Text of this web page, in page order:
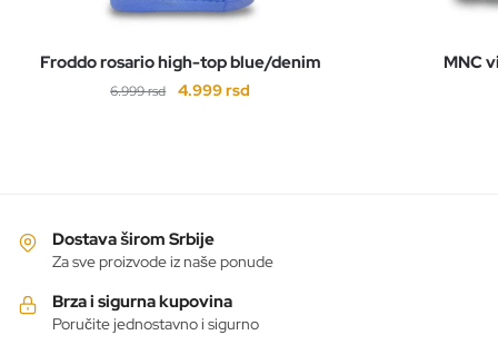
Froddo rosario high-top blue/denim
6.999rsd
Originalna
4.999rsd
varijanti.
Opcije
biti
MNC
Dostava širom Srbije
Za sve proizvode iz naše ponude
Brza i sigurna kupovina
Poručite jednostavno i sigurno